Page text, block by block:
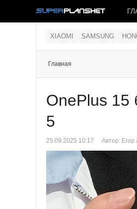
XIAOMI SAMSUNG
Главная
OnePlus 15
5
25.09.2025 10:17 Автор: Егор